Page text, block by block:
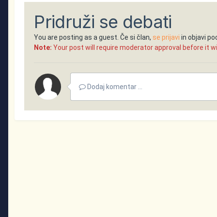
Pridruži se debati
You are posting as a guest. Če si član, se prijavi in objavi
Note: Your post will require moderator approval before it
Dodaj komentar ...